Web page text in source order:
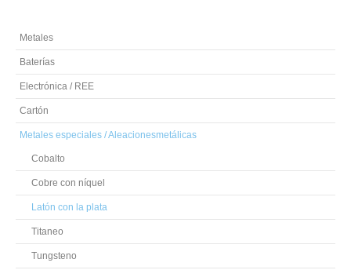
Metales
Baterías
Electrónica / REE
Cartón
Metales especiales / Aleacionesmetálicas
Cobalto
Cobre con níquel
Latón con la plata
Titaneo
Tungsteno